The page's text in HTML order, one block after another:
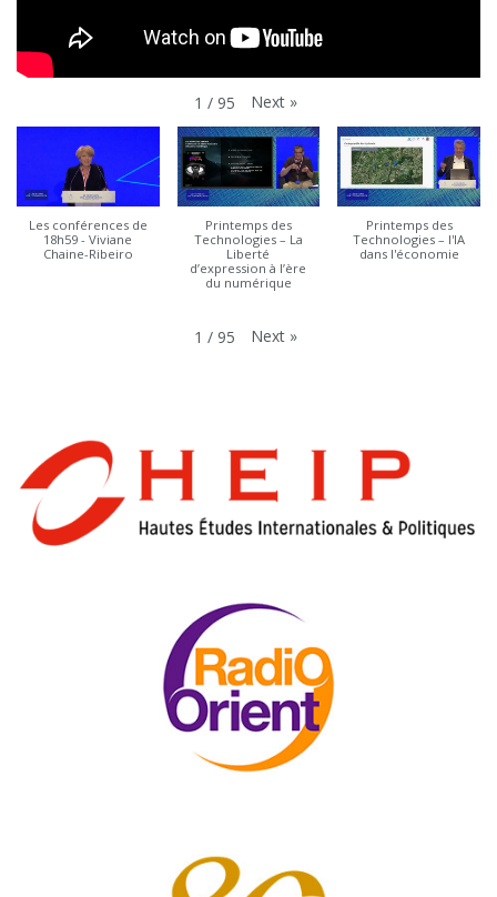
1 / 95 Next »
Les conférences de
18h59 - Viviane
Chaine-Ribeiro
Printemps des
Technologies – La
Liberté
d’expression à l’ère
du numérique
Printemps des
Technologies – l'IA
dans l'économie
1 / 95 Next »